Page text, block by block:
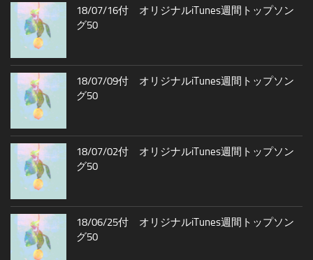
18/07/16付 オリジナルiTunes週間トップソン
グ50
18/07/09付 オリジナルiTunes週間トップソン
グ50
18/07/02付 オリジナルiTunes週間トップソン
グ50
18/06/25付 オリジナルiTunes週間トップソン
グ50